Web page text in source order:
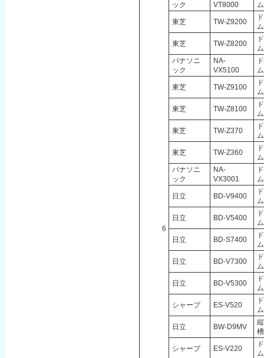
6
ック
VT8000
ム
東芝 TW-Z9200
ム
東芝 TW-Z8200
ム
パナソニ
ック
NA-
VX5100
ム
東芝 TW-Z9100
ム
東芝 TW-Z8100
ム
東芝 TW-Z370
ム
東芝 TW-Z360
ム
パナソニ
ック
NA-
VX3001
ム
日立 BD-V9400
ム
日立 BD-V5400
ム
日立 BD-S7400
ム
日立 BD-V7300
ム
日立 BD-V5300
ム
シャープ ES-V520
ム
日立 BW-D9MV
槽
シャープ ES-V220
ム